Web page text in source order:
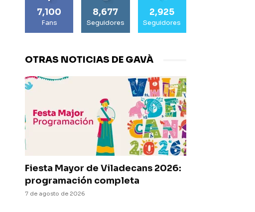
7,100
Fans
8,677
Seguidores
2,925
Seguidores
OTRAS NOTICIAS DE GAVÀ
Fiesta Mayor de Viladecans 2026:
programación completa
7 de agosto de 2026